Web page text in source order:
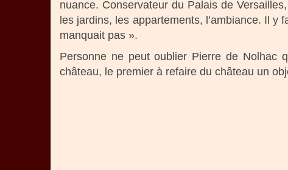
nuance. Conservateur du Palais de
les jardins, les appartements, l’ambiance. Il y
manquait pas ».
Personne ne peut oublier Pierre de
château, le premier à refaire du château un